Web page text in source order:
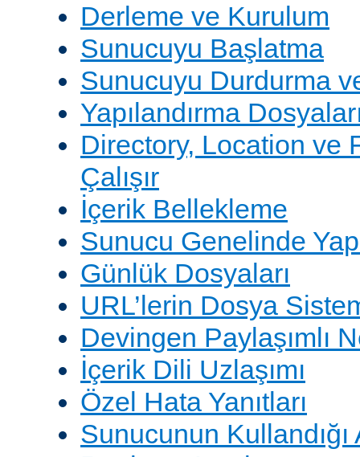
Derleme ve Kurulum
Sunucuyu Başlatma
Sunucuyu Durdurma
Yapılandırma
Directory, Location ve
Çalışır
İçerik Bellekleme
Sunucu Genelinde
Günlük Dosyaları
URL’lerin Dosya
Devingen Paylaşımlı
İçerik Dili Uzlaşımı
Özel Hata Yanıtları
Sunucunun